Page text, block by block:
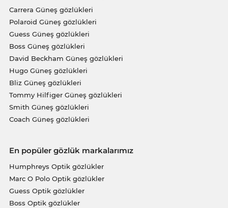
Carrera Güneş gözlükleri
Polaroid Güneş gözlükleri
Guess Güneş gözlükleri
Boss Güneş gözlükleri
David Beckham Güneş gözlükleri
Hugo Güneş gözlükleri
Bliz Güneş gözlükleri
Tommy Hilfiger Güneş gözlükleri
Smith Güneş gözlükleri
Coach Güneş gözlükleri
En popüler gözlük markalarımız
Humphreys Optik gözlükler
Marc O Polo Optik gözlükler
Guess Optik gözlükler
Boss Optik gözlükler